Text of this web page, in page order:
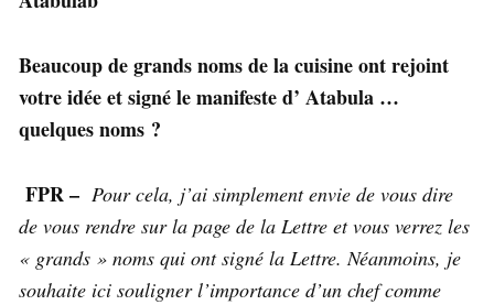
Beaucoup de grands noms de la cuisine ont rejoint
votre idée et signé le manifeste d’ Atabula …
quelques noms ?
FPR – Pour cela, j’ai simplement envie de vous dire
de vous rendre sur la page de la Lettre et vous verrez les
« grands » noms qui ont signé la Lettre. Néanmoins, je
souhaite ici souligner l’importance d’un chef comme